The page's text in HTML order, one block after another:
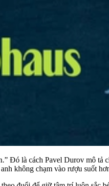
Đó là cách Pavel Durov mô
không chạm vào rượu suốt